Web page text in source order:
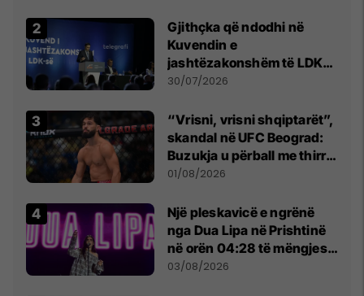
Gjithçka që ndodhi në
Kuvendin e
jashtëzakonshëm të LDK-
së
30/07/2026
“Vrisni, vrisni shqiptarët”,
skandal në UFC Beograd:
Buzukja u përball me thirrje
anti-shqiptare nga
01/08/2026
Një pleskavicë e ngrënë
nga Dua Lipa në Prishtinë
në orën 04:28 të mëngjesit
- dhe bota digjitale serbe
03/08/2026